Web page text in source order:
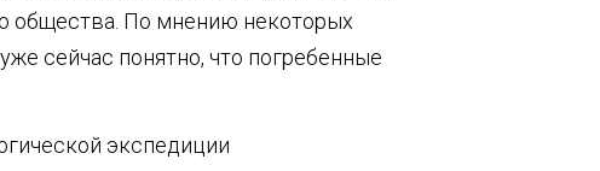
общества. По мнению некоторых
сейчас понятно, что погребенные